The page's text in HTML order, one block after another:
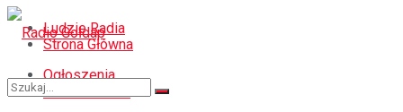
Ludzie Radia
Ogłoszenia
Strona Główna
Pozdrowienia